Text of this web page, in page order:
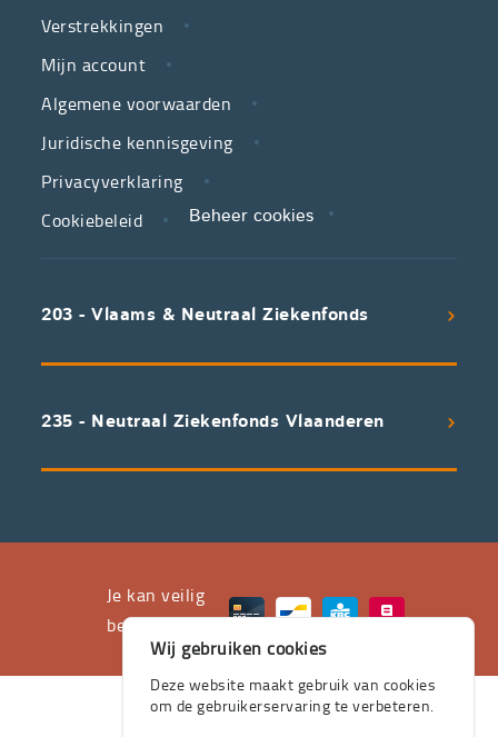
ziekenfondsen,
is
partner
in
zorg.
We
voorwaarden
uitstekend
waarvan
huis
Verstrekkingen
Mijn account
Algemene voorwaarden
Juridische kennisgeving
Privacyverklaring
Cookiebeleid
Beheer cookies
203 - Vlaams & Neutraal Ziekenfonds
235 - Neutraal Ziekenfonds Vlaanderen
Je kan veilig
betalen met
Wij gebruiken cookies
Deze website maakt gebruik van cookies
om de gebruikerservaring te verbeteren.